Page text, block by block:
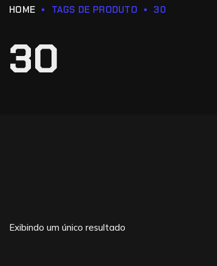
HOME TAGS DE PRODUTO 30
30
Exibindo um único resultado